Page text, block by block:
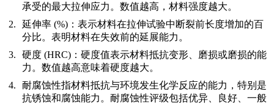
承受的最大拉伸应力。数值越高，材料强度越大。
延伸率 (%) ：表示材料在拉伸试验中断裂前长度增加的百
分比。表明材料在失效前的延展能力。
硬度 (HRC) ：硬度值表示材料抵抗变形、磨损或磨损的能
力。数值越高意味着硬度越大。
耐腐蚀性指材料抵抗与环境发生化学反应的能力，特别是
抗锈蚀和腐蚀能力。耐腐蚀性评级包括优异、良好、一般